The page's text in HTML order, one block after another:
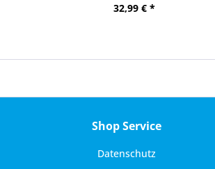
32,99 € *
Shop Service
Datenschutz